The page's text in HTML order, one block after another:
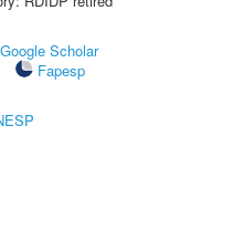
Google Scholar
Fapesp